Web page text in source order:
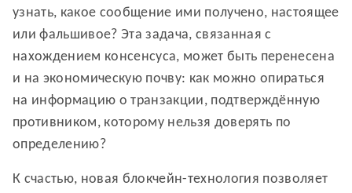
узнать, какое сообщение ими получено, настоящее
или фальшивое? Эта задача, связанная с
нахождением консенсуса, может быть перенесена
и на экономическую почву: как можно опираться
на информацию о транзакции, подтверждённую
противником, которому нельзя доверять по
определению?
К счастью, новая блокчейн-технология позволяет